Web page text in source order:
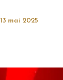
13 mai 2025